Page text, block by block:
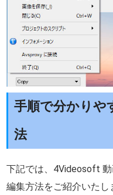
手順で分かりや
法
下記では、4Videosoft
編集方法をご紹介いたし